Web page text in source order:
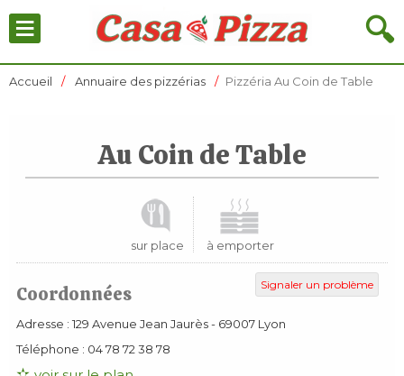
🔍
≡
Accueil Annuaire des pizzérias Pizzéria Au Coin de Table
Au Coin de Table
sur place à emporter
Signaler un problème
Coordonnées
Adresse : 129 Avenue Jean Jaurès- 69007 Lyon
Téléphone : 04 78 72 38 78